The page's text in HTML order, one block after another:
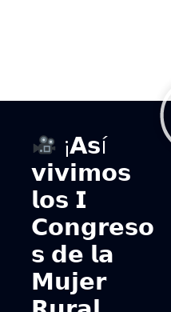
¡𝗔𝘀í
𝘃𝗶𝘃𝗶𝗺𝗼𝘀
𝗹𝗼𝘀 𝗜
𝗖𝗼𝗻𝗴𝗿𝗲𝘀𝗼
𝘀 𝗱𝗲 𝗹𝗮
𝗠𝘂𝗷𝗲𝗿